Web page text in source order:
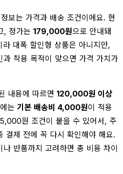
보는 가격과 배송 조건이에요. 현
, 정가는 179,000원으로 안내돼
대폭 할인형 상품은 아니지만,
착용 목적이 맞으면 가격 가치가
내용에 따르면 120,000원 이상
는 기본 배송비 4,000원이 적용
원 조건이 붙을 수 있어서, 주
결제 전에 꼭 다시 확인해야 해요.
반품까지 고려하면 총 비용 차이